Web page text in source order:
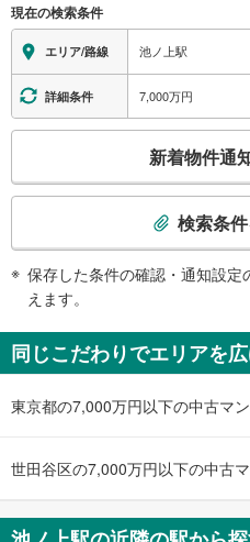
地上⇔改札⇔ホーム：○
エレベータ
・ホーム⇔改札
・改札⇔北方面出口
・改札⇔南方面出口
トイレ
・改札内
その他
・点字案内（券売機・運賃表・階段手
・ＡＥＤ
現在の検索条件
エリア/路線 池ノ上駅
詳細条件 7,000万円
検
知
を
け
・
件
新着物件通
検索条
保存した条件の確認・通知設定
えます。
同じこだわりでエリアを
東京都の7,000万円以下の中古マ
世田谷区の7,000万円以下の中古